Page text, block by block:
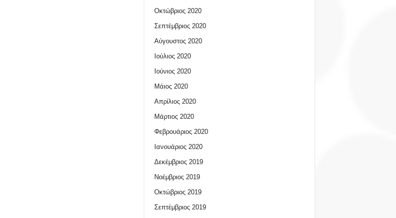
Οκτώβριος 2020
Σεπτέμβριος 2020
Αύγουστος 2020
Ιούλιος 2020
Ιούνιος 2020
Μάιος 2020
Απρίλιος 2020
Μάρτιος 2020
Φεβρουάριος 2020
Ιανουάριος 2020
Δεκέμβριος 2019
Νοέμβριος 2019
Οκτώβριος 2019
Σεπτέμβριος 2019